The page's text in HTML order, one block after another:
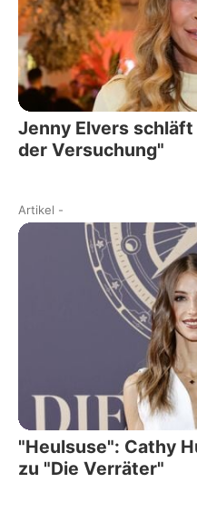
Jenny Elvers
der Versuchung"
Artikel -
"Heulsuse": Cathy
zu "Die Verräter"